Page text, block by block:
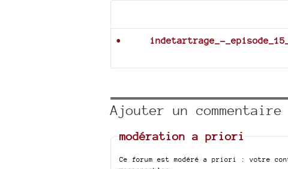
indetartrage_-
Ajouter un commentaire
modération a priori
Ce forum est modéré a priori : votre